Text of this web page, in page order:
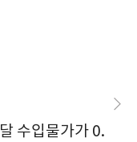
수입물가가 0.